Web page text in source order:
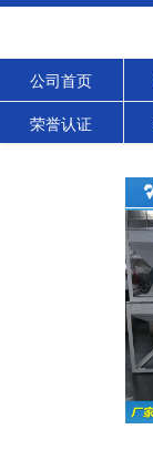
公司首页
荣誉认证